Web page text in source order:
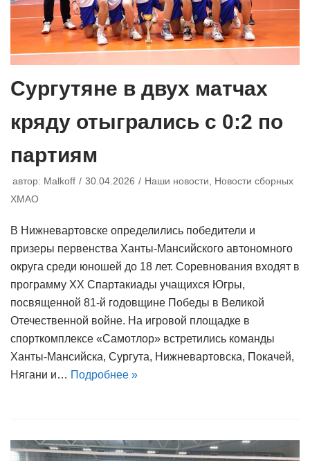
Сургутяне в двух матчах
кряду отыгрались с 0:2 по
партиям
автор: Malkoff 30.04.2026 Наши новости, Новости сборных
ХМАО
В Нижневартовске определились победители и
призеры первенства Ханты-Мансийского автономного
округа среди юношей до 18 лет. Соревнования входят в
программу ХХ Спартакиады учащихся Югры,
посвященной 81-й годовщине Победы в Великой
Отечественной войне. На игровой площадке в
спорткомплексе «Самотлор» встретились команды
Ханты-Мансийска, Сургута, Нижневартовска, Покачей,
Нягани и… Подробнее »